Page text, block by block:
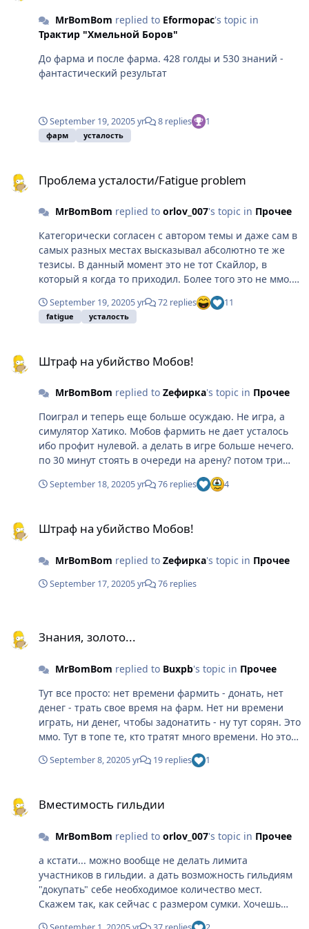
дальше, ну а мы вам поможем как сможем
MrBomBom replied to Eformopac's topic in
Трактир "Хмельной Боров"
До фарма и после фарма. 428 голды и 530 знаний -
фантастический результат
September 19, 20205 yr 8 replies 1
фарм усталость
Проблема усталости/Fatigue problem
MrBomBom replied to orlov_007's topic in Прочее
Категорически согласен с автором темы и даже сам в
самых разных местах высказывал абсолютно те же
тезисы. В данный момент это не тот Скайлор, в
который я когда то приходил. Более того это не ммо.
Может это прозвучит грубо, но... Сверните эту вашу
усталость в трубочку и... Ну дальше вы поняли
September 19, 20205 yr 72 replies 11
fatigue усталость
Штраф на убийство Мобов!
MrBomBom replied to Zефирка's topic in Прочее
Поиграл и теперь еще больше осуждаю. Не игра, а
симулятор Хатико. Мобов фармить не дает усталось
ибо профит нулевой. а делать в игре больше нечего.
по 30 минут стоять в очереди на арену? потом три
часа ждать сундук из-за жалких 500 голды оттуда? а
что делать все остальное время? просто ходить на
покатать на арене? Не, не, не. что-то тут не то. Может
мы туда ходили убивать мобов. а теперь 1 монеткой и
1 очком знаний мы в гроте даже ремонт не покроем с
этой усталостью. Бред
September 18, 20205 yr 76 replies 4
Штраф на убийство Мобов!
MrBomBom replied to Zефирка's topic in Прочее
September 17, 20205 yr 76 replies
Знания, золото...
MrBomBom replied to Buxpb's topic in Прочее
Тут все просто: нет времени фармить - донать, нет
денег - трать свое время на фарм. Нет ни времени
играть, ни денег, чтобы задонатить - ну тут сорян. Это
ммо. Тут в топе те, кто тратят много времени. Но это
еще и мобильная ммо - поэтому за донат тоже можно
будет быть в топе. А так чтобы все легко и быстро
такая игра будет неинтересна ни игрокам(пару дней
разрабам(кто ж донатить будет, если все в игре
September 8, 20205 yr 19 replies 1
Вместимость гильдии
MrBomBom replied to orlov_007's topic in Прочее
а кстати... можно вообще не делать лимита
участников в гильдии. а дать возможность гильдиям
"докупать" себе необходимое количество мест.
Скажем так, как сейчас с размером сумки. Хочешь
больше места - докупи слотов. Только с гильдией